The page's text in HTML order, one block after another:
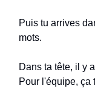
Puis tu arrives
mots.
Dans ta tête, il y
Pour l'équipe, ça